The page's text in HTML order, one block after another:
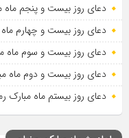
دعای روز بیست و پنجم ماه
دعای روز بیست و چهارم
دعای روز بیست و سوم ماه
دعای روز بیست و دوم ماه
دعای روز بیستم ماه مبارک